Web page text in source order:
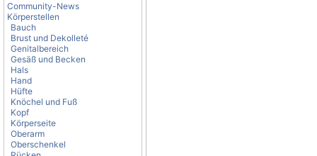
Community-News
Körperstellen
Bauch
Brust und Dekolleté
Genitalbereich
Gesäß und Becken
Hals
Hand
Hüfte
Knöchel und Fuß
Kopf
Körperseite
Oberarm
Oberschenkel